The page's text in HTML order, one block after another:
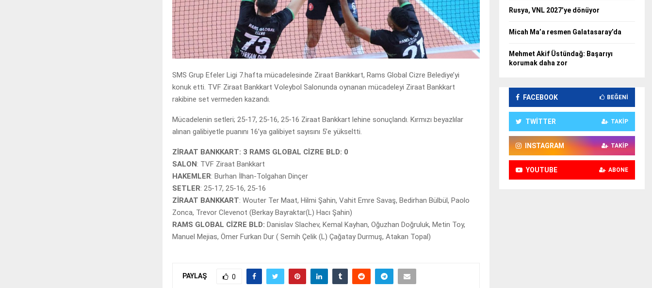
SMS Grup Efeler Ligi 7.hafta mücadelesinde Ziraat Bankkart, Rams Global Cizre Belediye’yi
konuk etti. TVF Ziraat Bankkart Voleybol Salonunda oynanan mücadeleyi Ziraat Bankkart
rakibine set vermeden kazandı.
Mücadelenin setleri; 25-17, 25-16, 25-16 Ziraat Bankkart lehine sonuçlandı. Kırmızı beyazlılar
alınan galibiyetle puanını 16’ya galibiyet sayısını 5’e yükseltti.
ZİRAAT BANKKART: 3 RAMS GLOBAL CİZRE BLD: 0
SALON: TVF Ziraat Bankkart
HAKEMLER: Burhan İlhan-Tolgahan Dinçer
SETLER: 25-17, 25-16, 25-16
ZİRAAT BANKKART: Wouter Ter Maat, Hilmi Şahin, Vahit Emre Savaş, Bedirhan Bülbül, Paolo
Zonca, Trevor Clevenot (Berkay Bayraktar(L) Hacı Şahin)
RAMS GLOBAL CİZRE BLD: Danislav Slachev, Kemal Kayhan, Oğuzhan Doğruluk, Metin Toy,
Manuel Mejias, Ömer Furkan Dur ( Semih Çelik (L) Çağatay Durmuş, Atakan Topal)
PAYLAŞ 0
Rusya, VNL 2027’ye dönüyor
Micah Ma’a resmen Galatasaray’da
Mehmet Akif Üstündağ: Başarıyı
korumak daha zor
FACEBOOK BEĞENI
TWITTER TAKIP
INSTAGRAM TAKIP
YOUTUBE ABONE